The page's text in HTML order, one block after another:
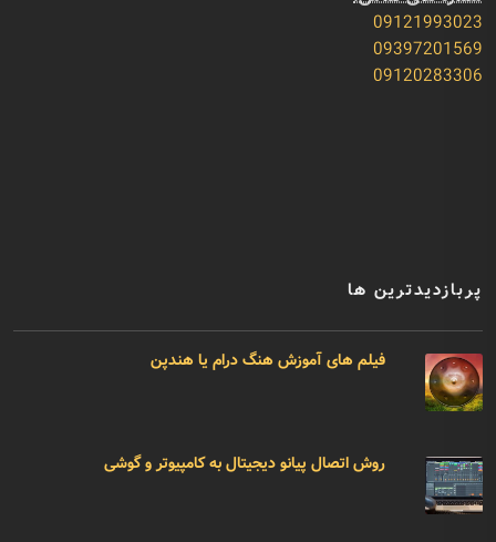
09121993023
09397201569
09120283306
پربازدیدترین ها
فیلم های آموزش هنگ درام یا هندپن
روش اتصال پیانو دیجیتال به کامپیوتر و گوشی